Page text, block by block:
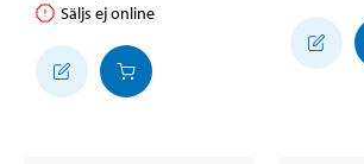
Säljs ej online